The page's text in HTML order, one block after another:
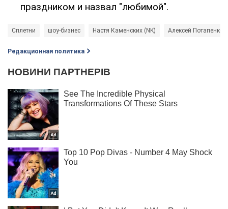
праздником и назвал "любимой".
Сплетни шоу-бизнес Настя Каменских (NK) Алексей Потапенко
Редакционная политика